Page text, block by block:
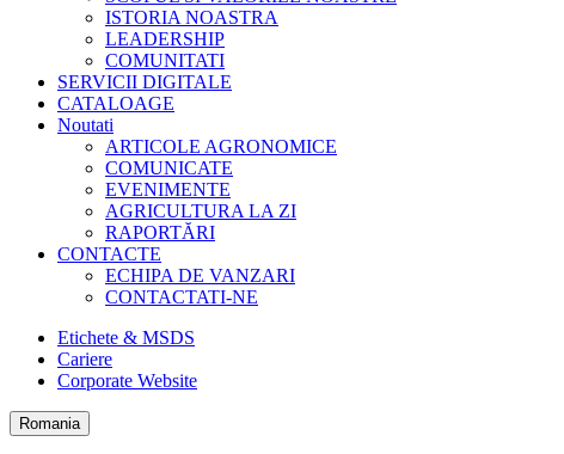
ISTORIA NOASTRA
LEADERSHIP
COMUNITATI
SERVICII DIGITALE
CATALOAGE
Noutati
ARTICOLE AGRONOMICE
COMUNICATE
EVENIMENTE
AGRICULTURA LA ZI
RAPORTĂRI
CONTACTE
ECHIPA DE VANZARI
CONTACTATI-NE
Etichete & MSDS
Cariere
Corporate Website
Romania